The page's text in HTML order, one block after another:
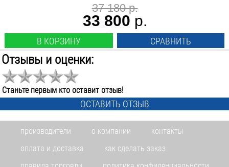
37 180 р.
33 800 р.
В КОРЗИНУ СРАВНИТЬ
Отзывы и оценки:
Станьте первым кто оставит отзыв!
ОСТАВИТЬ ОТЗЫВ
производители о компании
контакты
оплата и доставка
как сделать заказ